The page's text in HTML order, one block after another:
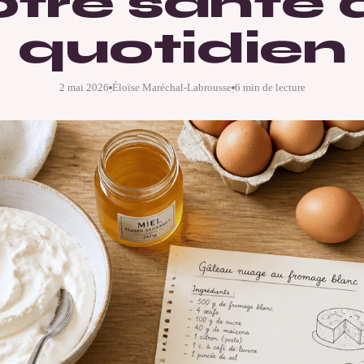
quotidien
2 mai 2026·Éloïse Maréchal-Labrousse·6 min de lecture